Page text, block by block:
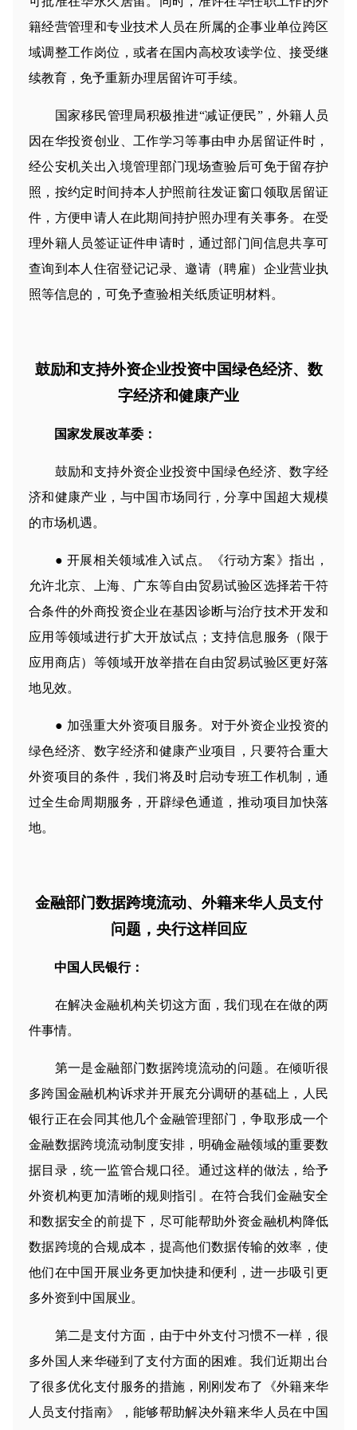
籍经营管理和专业技术人员在所属的企事业单位跨区
域调整工作岗位，或者在国内高校攻读学位、接受继
续教育，免予重新办理居留许可手续。
国家移民管理局积极推进“减证便民”，外籍人员
因在华投资创业、工作学习等事由申办居留证件时，
经公安机关出入境管理部门现场查验后可免于留存护
照，按约定时间持本人护照前往发证窗口领取居留证
件，方便申请人在此期间持护照办理有关事务。在受
理外籍人员签证证件申请时，通过部门间信息共享可
查询到本人住宿登记记录、邀请（聘雇）企业营业执
照等信息的，可免予查验相关纸质证明材料。
鼓励和支持外资企业投资中国绿色经济、数
字经济和健康产业
国家发展改革委：
鼓励和支持外资企业投资中国绿色经济、数字经
济和健康产业，与中国市场同行，分享中国超大规模
的市场机遇。
● 开展相关领域准入试点。《行动方案》指出，
允许北京、上海、广东等自由贸易试验区选择若干符
合条件的外商投资企业在基因诊断与治疗技术开发和
应用等领域进行扩大开放试点；支持信息服务（限于
应用商店）等领域开放举措在自由贸易试验区更好落
地见效。
● 加强重大外资项目服务。对于外资企业投资的
绿色经济、数字经济和健康产业项目，只要符合重大
外资项目的条件，我们将及时启动专班工作机制，通
过全生命周期服务，开辟绿色通道，推动项目加快落
地。
金融部门数据跨境流动、外籍来华人员支付
问题，央行这样回应
中国人民银行：
在解决金融机构关切这方面，我们现在在做的两
件事情。
第一是金融部门数据跨境流动的问题。在倾听很
多跨国金融机构诉求并开展充分调研的基础上，人民
银行正在会同其他几个金融管理部门，争取形成一个
金融数据跨境流动制度安排，明确金融领域的重要数
据目录，统一监管合规口径。通过这样的做法，给予
外资机构更加清晰的规则指引。在符合我们金融安全
和数据安全的前提下，尽可能帮助外资金融机构降低
数据跨境的合规成本，提高他们数据传输的效率，使
他们在中国开展业务更加快捷和便利，进一步吸引更
多外资到中国展业。
第二是支付方面，由于中外支付习惯不一样，很
多外国人来华碰到了支付方面的困难。我们近期出台
了很多优化支付服务的措施，刚刚发布了《外籍来华
人员支付指南》，能够帮助解决外籍来华人员在中国